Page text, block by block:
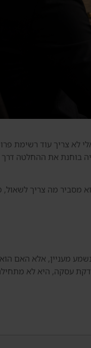
בוחנת את ההחלטה דרך
מסביר מה צריך לשאול,
מעניין, אלא האם
עסקה, היא לא